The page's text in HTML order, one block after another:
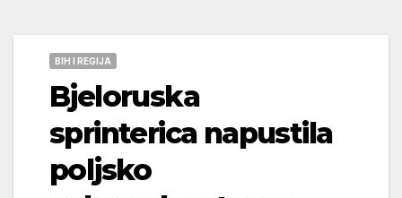
BIH I REGIJA
Bjeloruska
sprinterica napustila
poljsko